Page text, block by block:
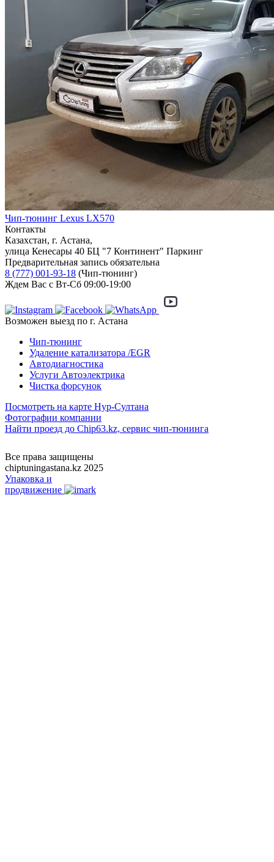
Чип-тюнинг Lexus LX570
Контакты
Казахстан, г. Астана,
улица Кенесары 40 БЦ "7 Континент" Паркинг
Предварительная запись обязательна
8 (777) 001-93-18 (Чип-тюнинг)
Ждем Вас с Вт-Сб 09:00-19:00
Возможен выезд по г. Астана
Чип-тюнинг
Удаление катализатора /EGR
Автодиагностика
Услуги Автоэлектрика
Чистка форсунок
Посмотреть на карте Нур-Султана
Фотографии компании
Найти проезд до Chip63.kz, сервис чип-тюнинга
Все права защищены
chiptuningastana.kz 2025
Упаковка и
продвижение